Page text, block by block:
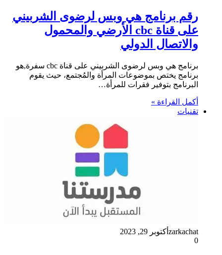
رقم برنامج هي وبس لرضوى الشربيني
على قناة cbc الأرضي والمحمول
والاتصال الدولي
برنامج هي وبس لرضوى الشربيني على قناة cbc سفرة,هو
برنامج يختص بموضوعات المرأة والمُجتمع، حيث يقوم
البرنامج بتوفير فقرات للمرأة…
أكمل القراءة »
تقنيات
zarkachat أكتوبر 29, 2023
0